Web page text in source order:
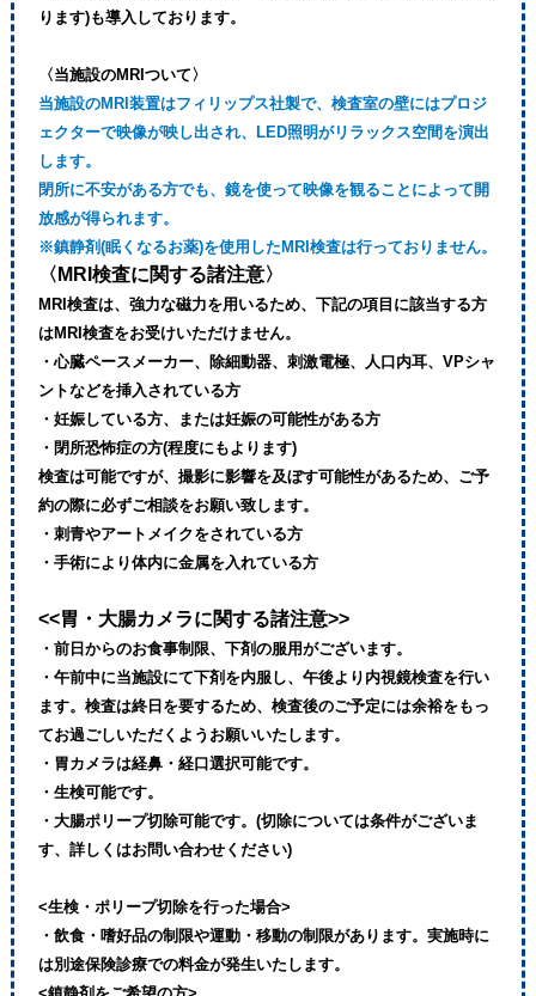
ります)も導入しております。
〈当施設のMRIついて〉
当施設のMRI装置はフィリップス社製で、検査室の壁にはプロジ
ェクターで映像が映し出され、LED照明がリラックス空間を演出
します。
閉所に不安がある方でも、鏡を使って映像を観ることによって開
放感が得られます。
※鎮静剤(眠くなるお薬)を使用したMRI検査は行っておりません。
〈MRI検査に関する諸注意〉
MRI検査は、強力な磁力を用いるため、下記の項目に該当する方
はMRI検査をお受けいただけません。
・心臓ペースメーカー、除細動器、刺激電極、人口内耳、VPシャ
ントなどを挿入されている方
・妊娠している方、または妊娠の可能性がある方
・閉所恐怖症の方(程度にもよります)
検査は可能ですが、撮影に影響を及ぼす可能性があるため、ご予
約の際に必ずご相談をお願い致します。
・刺青やアートメイクをされている方
・手術により体内に金属を入れている方
<<胃・大腸カメラに関する諸注意>>
・前日からのお食事制限、下剤の服用がございます。
・午前中に当施設にて下剤を内服し、午後より内視鏡検査を行い
ます。検査は終日を要するため、検査後のご予定には余裕をもっ
てお過ごしいただくようお願いいたします。
・胃カメラは経鼻・経口選択可能です。
・生検可能です。
・大腸ポリープ切除可能です。(切除については条件がございま
す、詳しくはお問い合わせください)
<生検・ポリープ切除を行った場合>
・飲食・嗜好品の制限や運動・移動の制限があります。実施時に
は別途保険診療での料金が発生いたします。